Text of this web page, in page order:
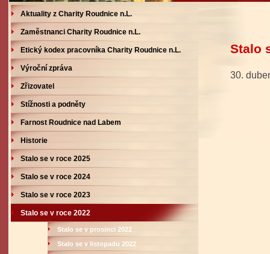
Aktuality z Charity Roudnice n.L.
Zaměstnanci Charity Roudnice n.L.
Etický kodex pracovníka Charity Roudnice n.L.
Výroční zpráva
Zřizovatel
Stížnosti a podněty
Farnost Roudnice nad Labem
Historie
Stalo se v roce 2025
Stalo se v roce 2024
Stalo se v roce 2023
Stalo se v roce 2022
Stalo se v prosinci 2022
Stalo se v listopadu 2022
Stalo
30.